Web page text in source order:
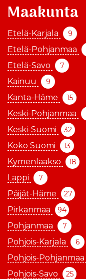
Maakunta
Etelä-Karjala 9
Etelä-Pohjanmaa
Etelä-Savo 7
Kainuu 9
Kanta-Häme 15
Keski-Pohjanmaa
Keski-Suomi 32
Koko Suomi 13
Kymenlaakso 18
Lappi 7
Päijät-Häme 27
Pirkanmaa 94
Pohjanmaa 7
Pohjois-Karjala 6
Pohjois-Pohjanmaa
Pohjois-Savo 25